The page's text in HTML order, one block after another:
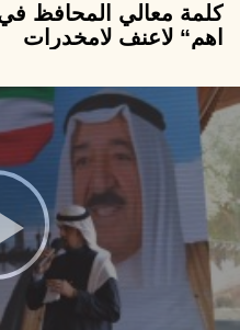
كلمة معالي المحافظ في
اهم“ لاعنف لامخدرات